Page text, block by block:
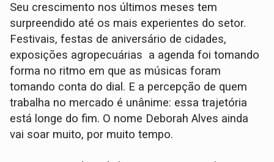
Seu crescimento nos últimos meses tem
surpreendido até os mais experientes do setor.
Festivais, festas de aniversário de cidades,
exposições agropecuárias a agenda foi tomando
forma no ritmo em que as músicas foram
tomando conta do dial. E a percepção de quem
trabalha no mercado é unânime: essa trajetória
está longe do fim. O nome Deborah Alves ainda
vai soar muito, por muito tempo.